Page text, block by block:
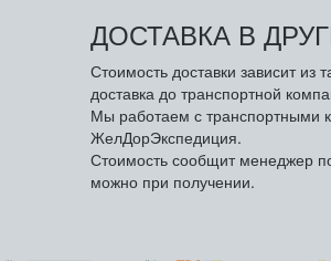
ДОСТАВКА В
Стоимость доставки зависит
доставка до транспортной
Мы работаем с транспортными
ЖелДорЭкспедиция.
Стоимость сообщит менеджер
можно при получении.